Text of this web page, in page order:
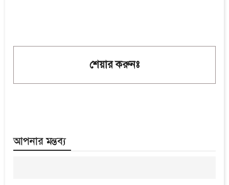
শেয়ার করুনঃ
আপনার মন্তব্য